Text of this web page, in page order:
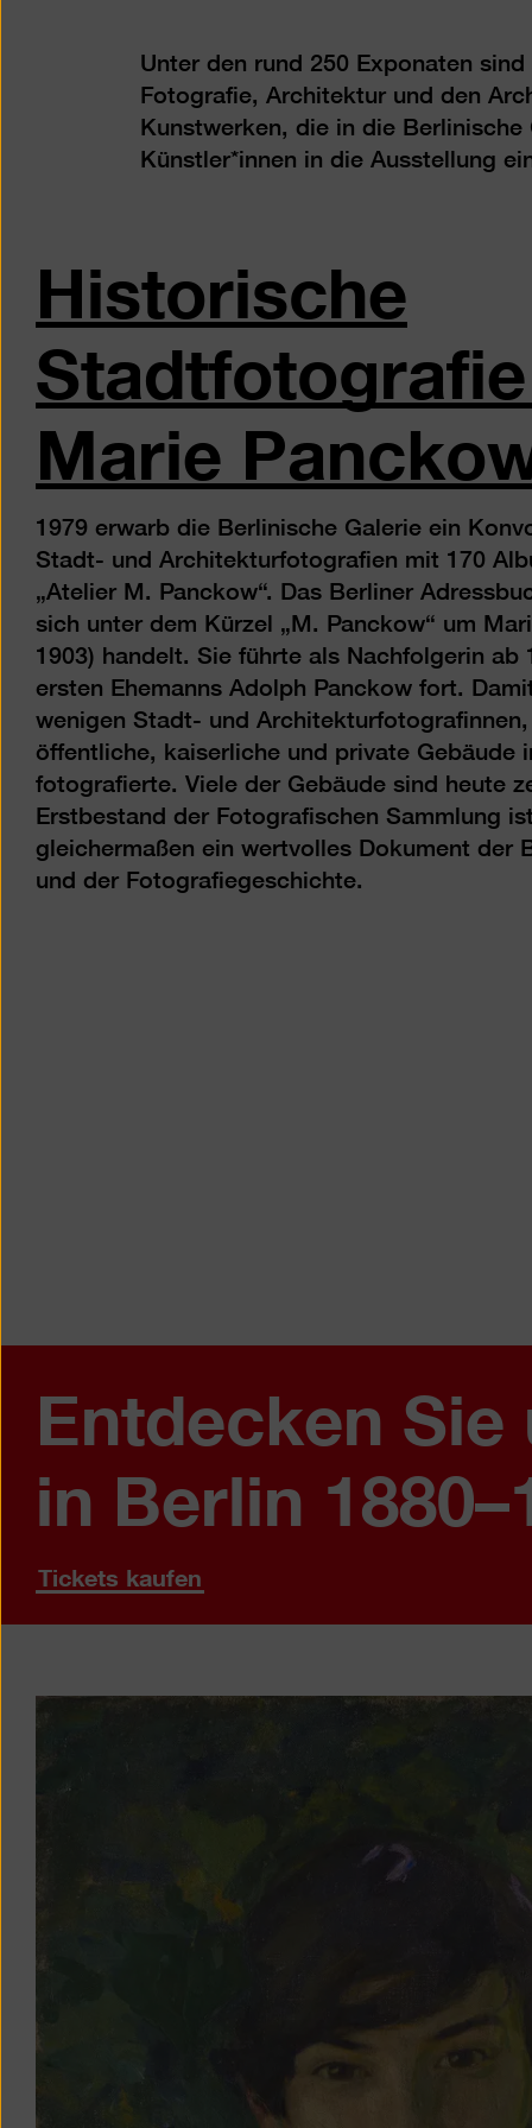
Unter den rund 250 Exponaten
Fotografie, Architektur und den
Kunstwerken, die in die Berlinische
Künstler*innen in die Ausstellung
Historische
Stadtfotografie
Marie
1979 erwarb die Berlinische Galerie ein
Stadt- und Architekturfotografien mit 170
„Atelier M. Panckow“. Das Berliner
sich unter dem Kürzel „M. Panckow“ um
1903) handelt. Sie führte als Nachfolgerin ab
ersten Ehemanns Adolph Panckow fort.
wenigen Stadt- und Architekturfotografinnen,
öffentliche, kaiserliche und private Gebäude
fotografierte. Viele der Gebäude sind heute
Erstbestand der Fotografischen Sammlung ist
gleichermaßen ein wertvolles Dokument der
und der Fotografiegeschichte.
Entdecken Sie
in Berlin
Tickets kaufen